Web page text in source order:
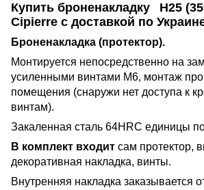
Купить броненакладку
Н25
Cipierre с доставкой по
Броненакладка (протектор).
Монтируется непосредственно на
усиленными винтами М6, монтаж
помещения (снаружи нет доступа к
винтам).
Закаленная сталь 64HRC единицы
В комплект входит сам протектор,
декоративная накладка, винты.
Внутренняя накладка заказывается